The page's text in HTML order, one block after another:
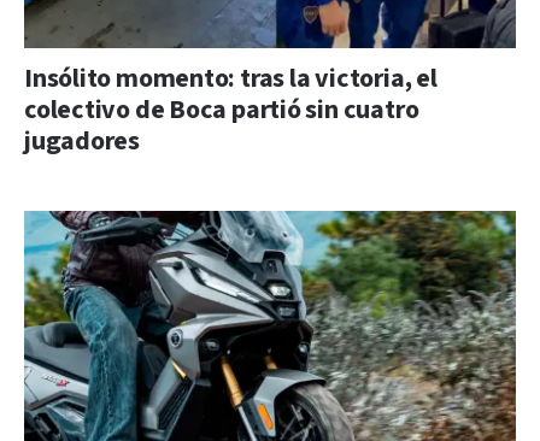
Insólito momento: tras la victoria, el
colectivo de Boca partió sin cuatro
jugadores